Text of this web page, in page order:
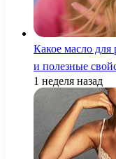
Какое масло для
и полезные
1 неделя назад